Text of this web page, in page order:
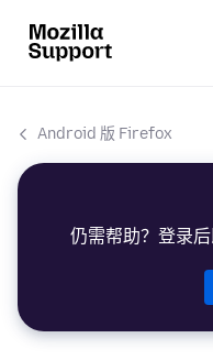
Android 版 Firefox
仍需帮助？登录